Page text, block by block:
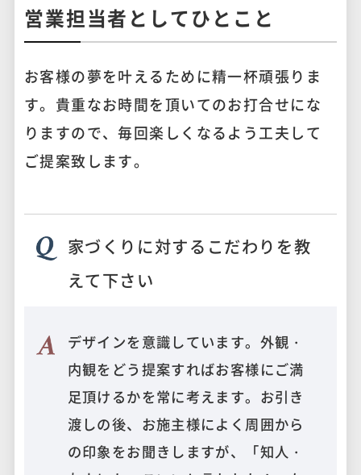
営業担当者としてひとこと
お客様の夢を叶えるために精一杯頑張りま
す。貴重なお時間を頂いてのお打合せにな
りますので、毎回楽しくなるよう工夫して
ご提案致します。
家づくりに対するこだわりを教
えて下さい
デザインを意識しています。外観・
内観をどう提案すればお客様にご満
足頂けるかを常に考えます。お引き
渡しの後、お施主様によく周囲から
の印象をお聞きしますが、「知人・